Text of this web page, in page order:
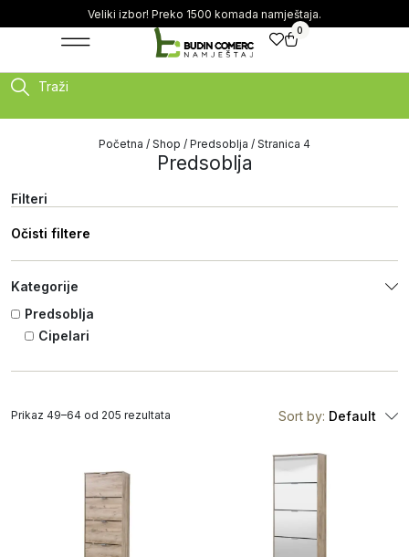
Veliki izbor! Preko 1500 komada namještaja.
0
Traži
Početna / Shop / Predsoblja / Stranica 4
Predsoblja
Filteri
Očisti filtere
Kategorije
Predsoblja
Cipelari
Sort by: Default
Prikaz 49–64 od 205 rezultata